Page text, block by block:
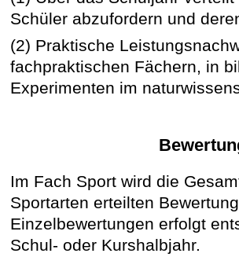
Schüler abzufordern und
(2) Praktische
fachpraktischen Fächern, in
Experimenten im
Im Fach Sport wird die
Sportarten erteilten
Einzelbewertungen erfolgt
Schul- oder Kurshalbjahr.